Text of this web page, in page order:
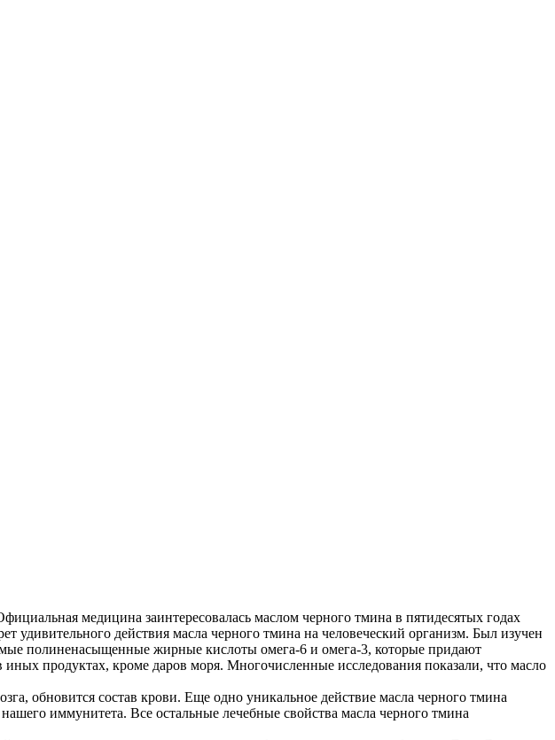
медицина заинтересовалась маслом черного тмина в пятидесятых годах
удивительного действия масла черного тмина на человеческий организм. Был изучен
полиненасыщенные жирные кислоты омега-6 и омега-3, которые придают
продуктах, кроме даров моря. Многочисленные исследования показали, что масло
обновится состав крови. Еще одно уникальное действие масла черного тмина
иммунитета. Все остальные лечебные свойства масла черного тмина